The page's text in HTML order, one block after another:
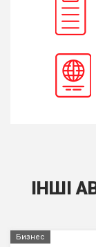
ІНШІ
Бизнес